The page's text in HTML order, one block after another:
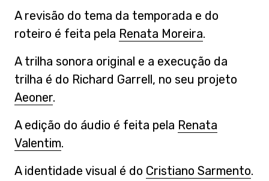
A revisão do tema da temporada e do
roteiro é feita pela Renata Moreira.
A trilha sonora original e a execução da
trilha é do Richard Garrell, no seu projeto
Aeoner.
A edição do áudio é feita pela Renata
Valentim.
A identidade visual é do Cristiano Sarmento.